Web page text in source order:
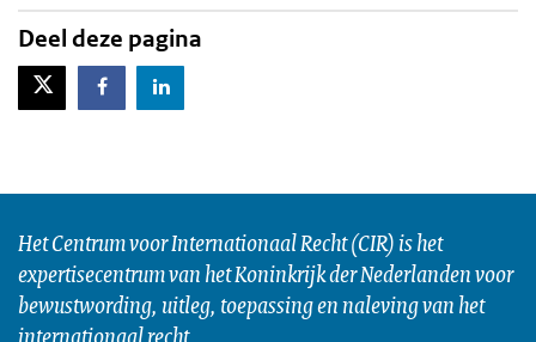
Deel deze pagina
X-TwitterFacebookLinkedIn
Het Centrum voor Internationaal Recht (CIR) is het
expertisecentrum van het Koninkrijk der Nederlanden voor
bewustwording, uitleg, toepassing en naleving van het
internationaal recht.